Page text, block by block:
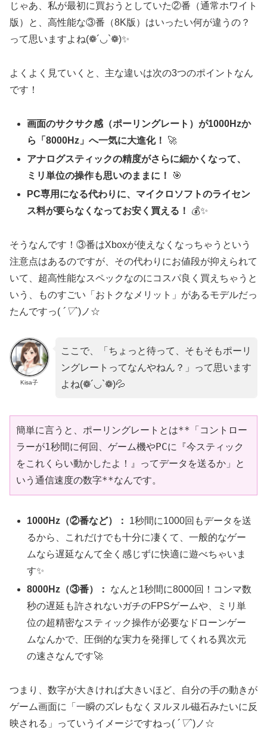
じゃあ、私が最初に買おうとしていた②番（通常ホワイト
版）と、高性能な③番（8K版）はいったい何が違うの？
って思いますよね(❁´◡`❁)✨
よくよく見ていくと、主な違いは次の3つのポイントなん
です！
画面のサクサク感（ポーリングレート）が1000Hzか
ら「8000Hz」へ一気に大進化！
🚀
アナログスティックの精度がさらに細かくなって、
ミリ単位の操作も思いのままに！
🎯
PC専用になる代わりに、マイクロソフトのライセン
ス料が要らなくなってお安く買える！
💰✨
そうなんです！③番はXboxが使えなくなっちゃうという
注意点はあるのですが、その代わりにお値段が抑えられて
いて、超高性能なスペックなのにコスパ良く買えちゃうと
いう、ものすごい「おトクなメリット」があるモデルだっ
たんですっ( ´▽`)ノ☆
Kisa子
ここで、「ちょっと待って、そもそもポーリ
ングレートってなんやねん？」って思います
よね(❁´◡`❁)💦
簡単に言うと、ポーリングレートとは**「コントロー
ラーが1秒間に何回、ゲーム機やPCに『今スティック
をこれくらい動かしたよ！』ってデータを送るか」と
いう通信速度の数字**なんです。
1000Hz（②番など）：
1秒間に1000回もデータを送
るから、これだけでも十分に凄くて、一般的なゲー
ムなら遅延なんて全く感じずに快適に遊べちゃいま
す✨
8000Hz（③番）：
なんと1秒間に8000回！コンマ数
秒の遅延も許されないガチのFPSゲームや、ミリ単
位の超精密なスティック操作が必要なドローンゲー
ムなんかで、圧倒的な実力を発揮してくれる異次元
の速さなんです🚀
つまり、数字が大きければ大きいほど、自分の手の動きが
ゲーム画面に「一瞬のズレもなくヌルヌル磁石みたいに反
映される」っていうイメージですねっ( ´▽`)ノ☆